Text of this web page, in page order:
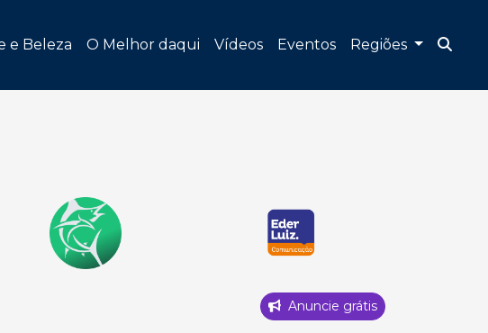
e Beleza O Melhor daqui Vídeos Eventos Regiões
Anuncie grátis